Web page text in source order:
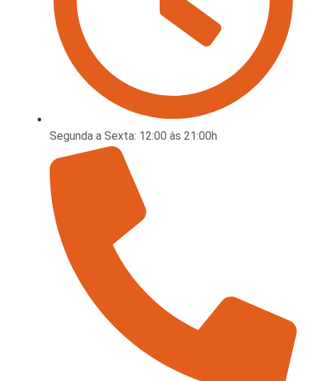
Segunda a Sexta: 12:00 às 21:00h